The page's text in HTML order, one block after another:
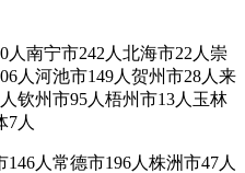
南宁市242人北海市22人崇
人河池市149人贺州市28人来
钦州市95人梧州市13人玉林
7人
人常德市196人株洲市47人